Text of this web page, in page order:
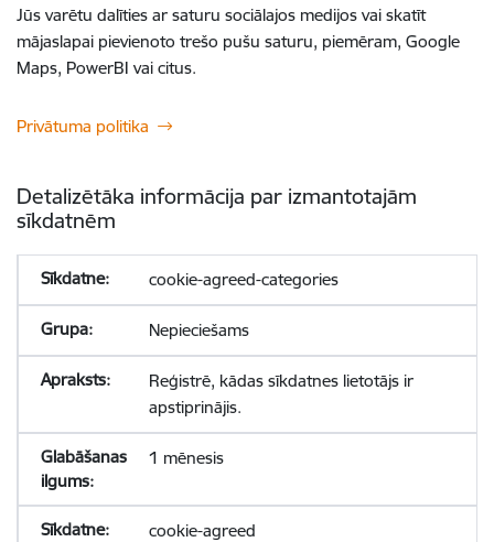
Jūs varētu dalīties ar saturu sociālajos medijos vai skatīt
mājaslapai pievienoto trešo pušu saturu, piemēram, Google
Maps, PowerBI vai citus.
Privātuma politika
Detalizētāka informācija par izmantotajām
sīkdatnēm
cookie-agreed-categories
Nepieciešams
Reģistrē, kādas sīkdatnes lietotājs ir
apstiprinājis.
1 mēnesis
cookie-agreed